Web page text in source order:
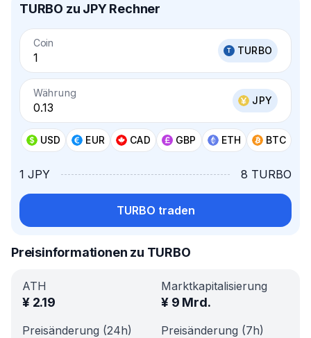
TURBO zu JPY Rechner
Coin
TURBO
Währung
JPY
USD EUR CAD GBP ETH BTC
1 JPY 8 TURBO
TURBO traden
Preisinformationen zu TURBO
ATH
¥ 2.19
Marktkapitalisierung
¥ 9 Mrd.
Preisänderung (24h) Preisänderung (7h)